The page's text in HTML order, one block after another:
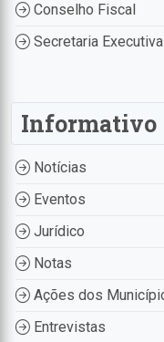
Conselho Fiscal
Secretaria Executiva
Informativo
Notícias
Eventos
Jurídico
Notas
Ações dos
Entrevistas